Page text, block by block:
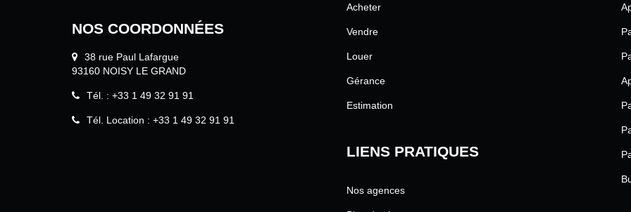
NOS COORDONNÉES
38 rue Paul Lafargue
93160 NOISY LE GRAND
Tél. : +33 1 49 32 91 91
Tél. Location : +33 1 49 32 91 91
Acheter
Vendre
Louer
Gérance
Estimation
LIENS PRATIQUES
Nos agences